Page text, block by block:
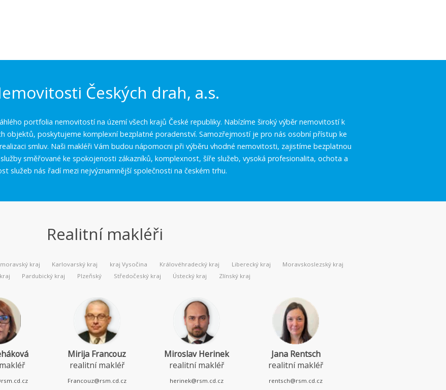
Českých drah, a.s.
portfolia nemovitostí na území všech krajů České republiky. Nabízíme široký výběr nemovitostí k
objektů, poskytujeme komplexní bezplatné poradenství. Samozřejmostí je pro nás osobní přístup ke
smluv. Naši makléři Vám budou nápomocni při výběru vhodné nemovitosti, zajistíme bezplatnou
směřované ke spokojenosti zákazníků, komplexnost, šíře služeb, vysoká profesionalita, ochota a
služeb nás řadí mezi nejvýznamnější společnosti na českém trhu.
Realitní makléři
kraj Karlovarský kraj kraj Vysočina Královéhradecký kraj Liberecký kraj
Moravskoslezský kraj
Pardubický kraj Plzeňský Středočeský kraj Ústecký kraj Zlínský kraj
Mirija Francouz
realitní makléř
Francouz@rsm.cd.cz
Miroslav Herinek
realitní makléř
herinek@rsm.cd.cz
Jana Rentsch
realitní makléř
rentsch@rsm.cd.cz